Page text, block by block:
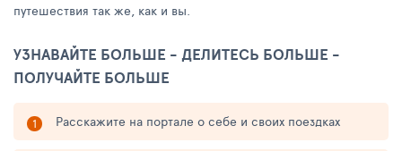
путешествия так же, как и вы.
УЗНАВАЙТЕ БОЛЬШЕ - ДЕЛИТЕСЬ БОЛЬШЕ -
ПОЛУЧАЙТЕ БОЛЬШЕ
Расскажите на портале о себе и своих поездках